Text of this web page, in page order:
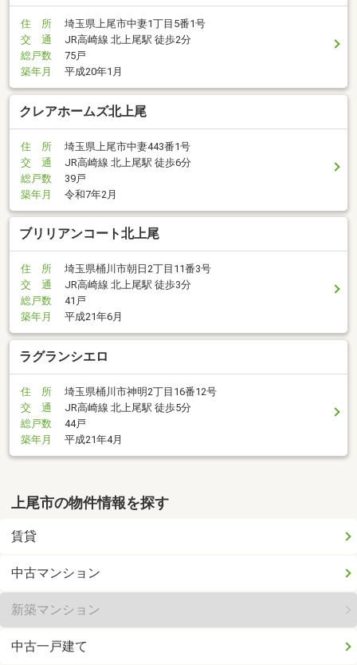
住 所
埼玉県上尾市中妻1丁目5番1号
交 通
JR高崎線 北上尾駅 徒歩2分
総戸数
75戸
築年月
平成20年1月
クレアホームズ北上尾
住 所
埼玉県上尾市中妻443番1号
交 通
JR高崎線 北上尾駅 徒歩6分
総戸数
39戸
築年月
令和7年2月
ブリリアンコート北上尾
住 所
埼玉県桶川市朝日2丁目11番3号
交 通
JR高崎線 北上尾駅 徒歩3分
総戸数
41戸
築年月
平成21年6月
ラグランシエロ
住 所
埼玉県桶川市神明2丁目16番12号
交 通
JR高崎線 北上尾駅 徒歩5分
総戸数
44戸
築年月
平成21年4月
上尾市の物件情報を探す
賃貸
中古マンション
新築マンション
中古一戸建て